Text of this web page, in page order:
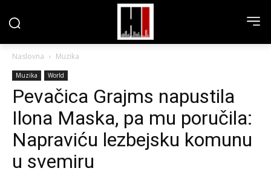
Naslovna Muzika
Muzika World
Pevačica Grajms napustila
Ilona Maska, pa mu poručila:
Napraviću lezbejsku komunu
u svemiru